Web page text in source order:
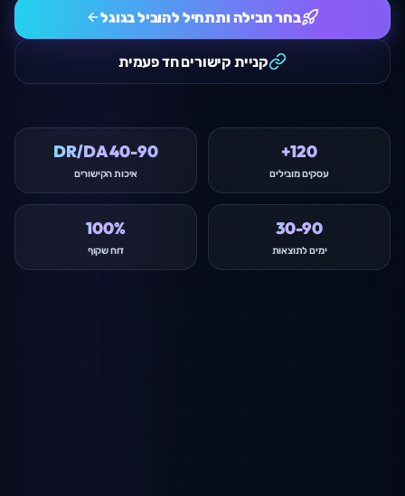
בחר חבילה ותתחיל להוביל בגוגל
קניית קישורים חד פעמית
120+
עסקים מובילים
DR/DA 40-90
איכות הקישורים
30-90
ימים לתוצאות
100%
דוח שקוף